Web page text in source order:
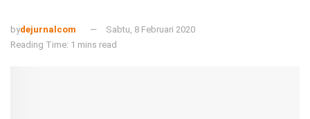
bydejurnalcom
Sabtu, 8 Februari 2020
Reading Time: 1 mins read